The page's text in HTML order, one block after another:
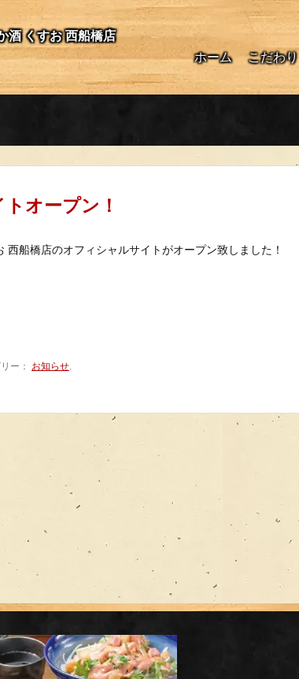
酒 くすお 西船橋店
ホーム
こだわり
オープン！
西船橋店のオフィシャルサイトがオープン致しました！
ー： お知らせ.